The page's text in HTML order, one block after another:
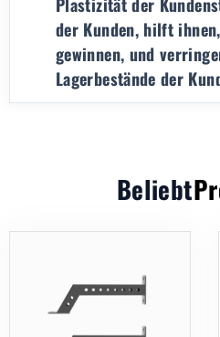
der Kunden, hilft
gewinnen, und
Lagerbestände der
Beliebt